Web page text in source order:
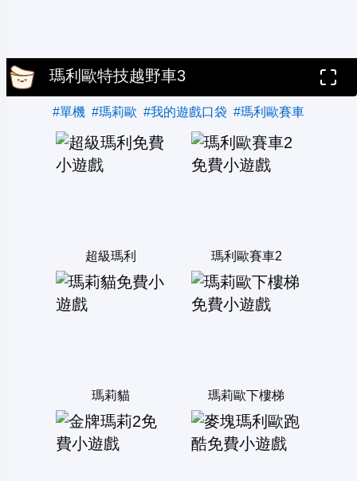
瑪利歐特技越野車3
#單機 #瑪莉歐 #我的遊戲口袋 #瑪利歐賽車
超級瑪利 瑪利歐賽車2
瑪莉貓 瑪莉歐下樓梯